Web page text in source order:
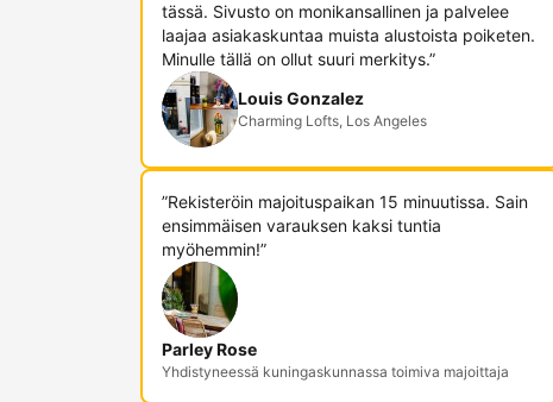
tässä. Sivusto on monikansallinen ja palvelee
laajaa asiakaskuntaa muista alustoista poiketen.
Minulle tällä on ollut suuri merkitys.”
Louis Gonzalez
Charming Lofts, Los Angeles
”Rekisteröin majoituspaikan 15 minuutissa. Sain
ensimmäisen varauksen kaksi tuntia
myöhemmin!”
Parley Rose
Yhdistyneessä kuningaskunnassa toimiva majoittaja